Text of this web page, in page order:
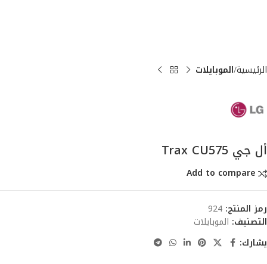
الرئيسية الموبايلات
أل جي Trax CU575
Add to compare
رمز المنتج: 924
التصنيف: الموبايلات
يشارك: